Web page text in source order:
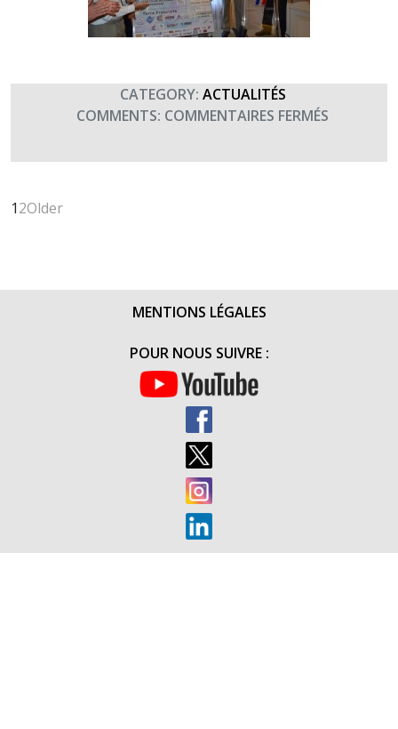
CATEGORY: ACTUALITÉS
COMMENTS: COMMENTAIRES FERMÉS
DE
2015)
12Older
MENTIONS LÉGALES
POUR NOUS SUIVRE :